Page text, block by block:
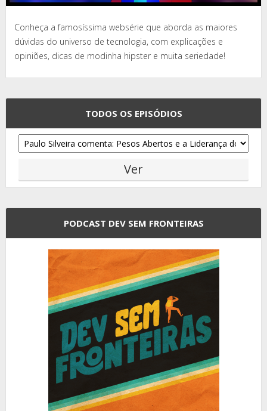
Conheça a famosíssima websérie que aborda as maiores
dúvidas do universo de tecnologia, com explicações e
opiniões, dicas de modinha hipster e muita seriedade!
TODOS OS EPISÓDIOS
PODCAST DEV SEM FRONTEIRAS